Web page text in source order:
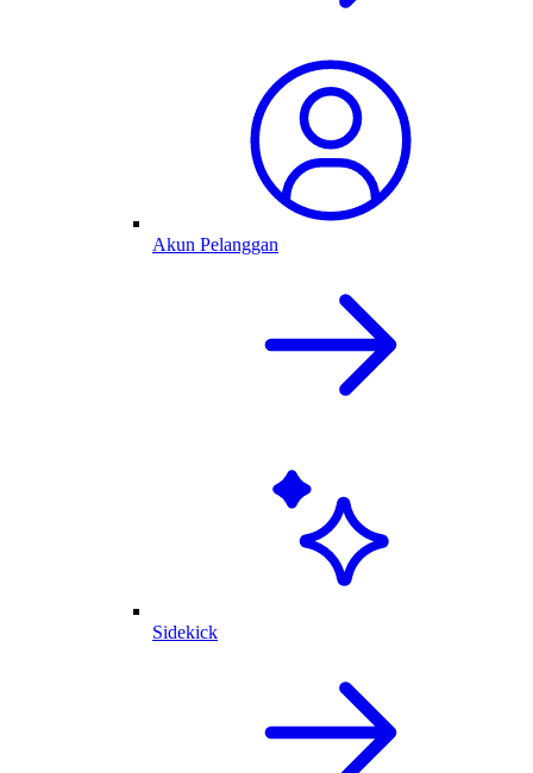
Akun Pelanggan
Sidekick